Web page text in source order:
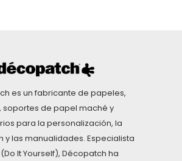
es un fabricante de papeles,
soportes de papel maché y
para la personalización, la
y las manualidades. Especialista
(Do It Yourself), Décopatch ha